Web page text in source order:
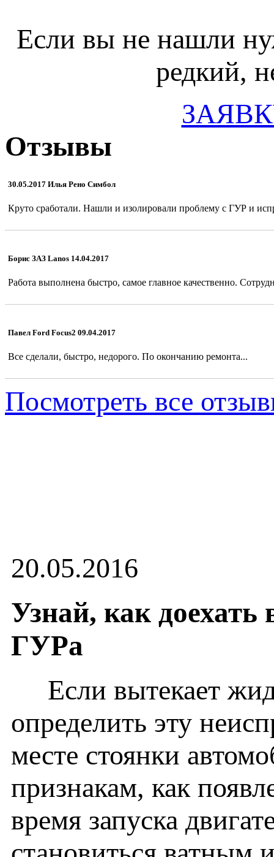
Если вы не нашли
редкий,
Отзывы
30.05.2017 Илья Рено Симбол
Круто сработали. Нашли и изолировали проблему с ГУР и
Борис ЗАЗ Lanos 14.04.2017
Работа выполнена быстро, самое главное качественно.
Павел Ford Focus2 09.04.2017
Все сделали, быстро, недорого. По окончанию ремонта...
Посмотреть все
20.05.2016
Узнай, как
ГУРа
Если вытекает
определить эту
месте стоянки
признакам, как
время запуска